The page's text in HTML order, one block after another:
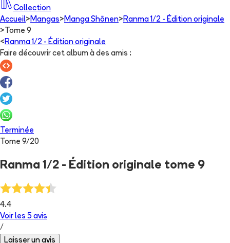
Collection
Accueil> Mangas> Manga Shōnen> Ranma 1/2 - Édition originale
> Tome 9
< Ranma 1/2 - Édition originale
Faire découvrir cet album à des amis :
Terminée
Tome 9/20
Ranma 1/2 - Édition originale tome 9
4.4
Voir les 5 avis
/
Laisser un avis